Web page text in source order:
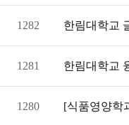
1282 한림대학교
1281 한림대학교
1280 [식품영양학